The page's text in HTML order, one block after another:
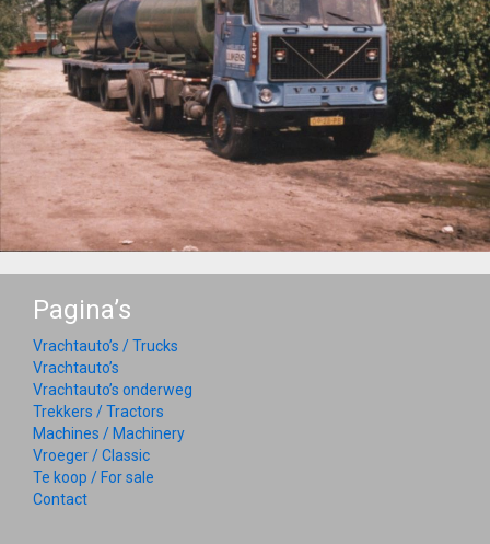
Pagina’s
Vrachtauto’s / Trucks
Vrachtauto’s
Vrachtauto’s onderweg
Trekkers / Tractors
Machines / Machinery
Vroeger / Classic
Te koop / For sale
Contact